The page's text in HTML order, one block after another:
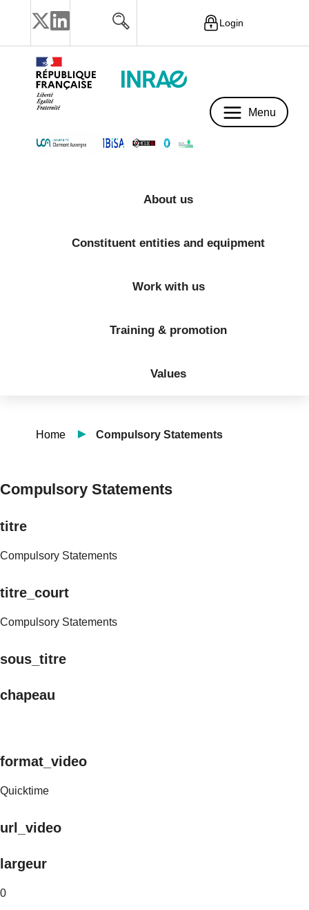
Login
Menu
About us
Constituent entities and equipment
Work with us
Training & promotion
Values
Home Compulsory Statements
Compulsory Statements
titre
Compulsory Statements
titre_court
Compulsory Statements
sous_titre
chapeau
format_video
Quicktime
url_video
largeur
0